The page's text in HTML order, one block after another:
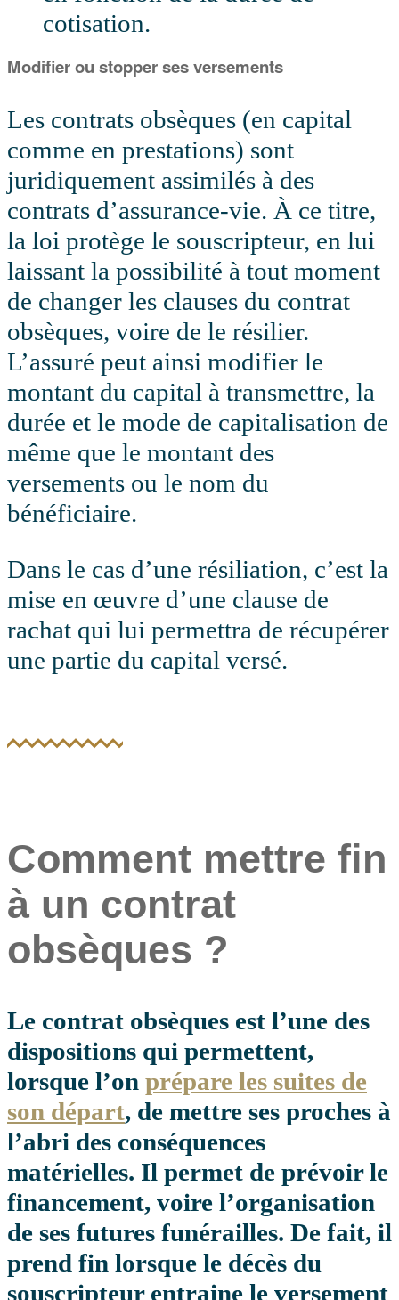
cotisation.
Modifier ou stopper ses versements
Les contrats obsèques (en capital
comme en prestations) sont
juridiquement assimilés à des
contrats d’assurance-vie. À ce titre,
la loi protège le souscripteur, en lui
laissant la possibilité à tout moment
de changer les clauses du contrat
obsèques, voire de le résilier.
L’assuré peut ainsi modifier le
montant du capital à transmettre, la
durée et le mode de capitalisation de
même que le montant des
versements ou le nom du
bénéficiaire.
Dans le cas d’une résiliation, c’est la
mise en œuvre d’une clause de
rachat qui lui permettra de récupérer
une partie du capital versé.
Comment mettre fin
à un contrat
obsèques ?
Le contrat obsèques est l’une des
dispositions qui permettent,
lorsque l’on prépare les suites de
son départ, de mettre ses proches à
l’abri des conséquences
matérielles. Il permet de prévoir le
financement, voire l’organisation
de ses futures funérailles. De fait, il
prend fin lorsque le décès du
souscripteur entraine le versement